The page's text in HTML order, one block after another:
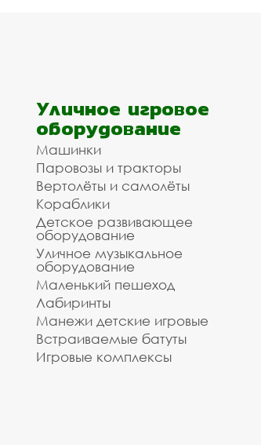
Уличное игровое
оборудование
Машинки
Паровозы и тракторы
Вертолёты и самолёты
Кораблики
Детское развивающее
оборудование
Уличное музыкальное
оборудование
Маленький пешеход
Лабиринты
Манежи детские игровые
Встраиваемые батуты
Игровые комплексы